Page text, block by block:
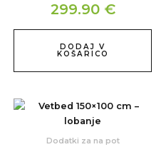
299.90 €
DODAJ V
KOŠARICO
Dodatki za na pot